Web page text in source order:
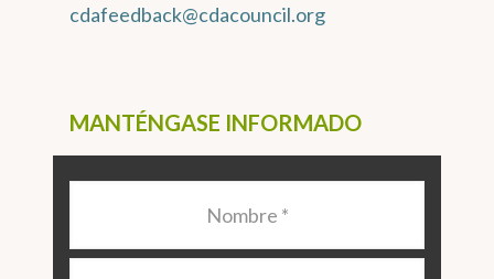
cdafeedback@cdacouncil.org
MANTÉNGASE INFORMADO